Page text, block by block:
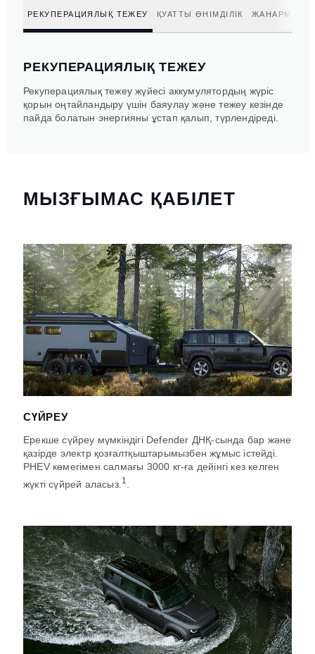
РЕКУПЕРАЦИЯЛЫҚ ТЕЖЕУ ҚУАТТЫ ӨНІМДІЛІК ЖАНАРМАЙ
РЕКУПЕРАЦИЯЛЫҚ ТЕЖЕУ
Рекуперациялық тежеу жүйесі аккумулятордың жүріс
қорын оңтайландыру үшін баяулау және тежеу кезінде
пайда болатын энергияны ұстап қалып, түрлендіреді.
МЫЗҒЫМАС ҚАБІЛЕТ
СҮЙРЕУ
Ерекше сүйреу мүмкіндігі Defender ДНҚ-сында бар және
қазірде электр қозғалтқыштарымызбен жұмыс істейді.
PHEV көмегімен салмағы 3000 кг-ға дейінгі кез келген
жүкті сүйрей аласыз. 1